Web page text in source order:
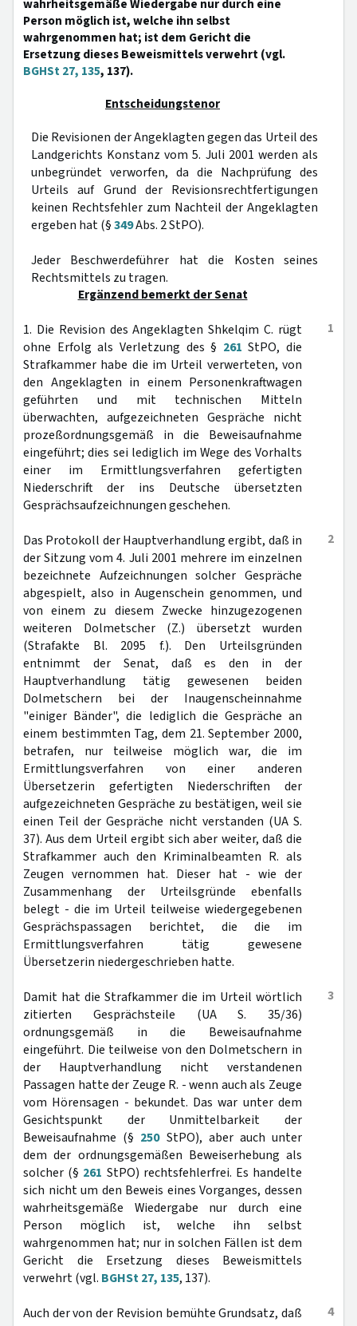
wahrheitsgemäße Wiedergabe nur durch eine
Person möglich ist, welche ihn selbst
wahrgenommen hat; ist dem Gericht die
Ersetzung dieses Beweismittels verwehrt (vgl.
BGHSt 27, 135, 137).
Entscheidungstenor
Die Revisionen der Angeklagten gegen das Urteil des
Landgerichts Konstanz vom 5. Juli 2001 werden als
unbegründet verworfen, da die Nachprüfung des
Urteils auf Grund der Revisionsrechtfertigungen
keinen Rechtsfehler zum Nachteil der Angeklagten
ergeben hat (§349Abs. 2 StPO).
Jeder Beschwerdeführer hat die Kosten seines
Rechtsmittels zu tragen.
Ergänzend bemerkt der Senat
1
1. Die Revision des Angeklagten Shkelqim C. rügt
ohne Erfolg als Verletzung des § 261 StPO, die
Strafkammer habe die im Urteil verwerteten, von
den Angeklagten in einem Personenkraftwagen
geführten und mit technischen Mitteln
überwachten, aufgezeichneten Gespräche nicht
prozeßordnungsgemäß in die Beweisaufnahme
eingeführt; dies sei lediglich im Wege des Vorhalts
einer im Ermittlungsverfahren gefertigten
Niederschrift der ins Deutsche übersetzten
Gesprächsaufzeichnungen geschehen.
2
Das Protokoll der Hauptverhandlung ergibt, daß in
der Sitzung vom 4. Juli 2001 mehrere im einzelnen
bezeichnete Aufzeichnungen solcher Gespräche
abgespielt, also in Augenschein genommen, und
von einem zu diesem Zwecke hinzugezogenen
weiteren Dolmetscher (Z.) übersetzt wurden
(Strafakte Bl. 2095 f.). Den Urteilsgründen
entnimmt der Senat, daß es den in der
Hauptverhandlung tätig gewesenen beiden
Dolmetschern bei der Inaugenscheinnahme
"einiger Bänder", die lediglich die Gespräche an
einem bestimmten Tag, dem 21. September 2000,
betrafen, nur teilweise möglich war, die im
Ermittlungsverfahren von einer anderen
Übersetzerin gefertigten Niederschriften der
aufgezeichneten Gespräche zu bestätigen, weil sie
einen Teil der Gespräche nicht verstanden (UA S.
37). Aus dem Urteil ergibt sich aber weiter, daß die
Strafkammer auch den Kriminalbeamten R. als
Zeugen vernommen hat. Dieser hat - wie der
Zusammenhang der Urteilsgründe ebenfalls
belegt - die im Urteil teilweise wiedergegebenen
Gesprächspassagen berichtet, die die im
Ermittlungsverfahren tätig gewesene
Übersetzerin niedergeschrieben hatte.
3
Damit hat die Strafkammer die im Urteil wörtlich
zitierten Gesprächsteile (UA S. 35/36)
ordnungsgemäß in die Beweisaufnahme
eingeführt. Die teilweise von den Dolmetschern in
der Hauptverhandlung nicht verstandenen
Passagen hatte der Zeuge R. - wenn auch als Zeuge
vom Hörensagen - bekundet. Das war unter dem
Gesichtspunkt der Unmittelbarkeit der
Beweisaufnahme (§ 250StPO), aber auch unter
dem der ordnungsgemäßen Beweiserhebung als
solcher (§ 261 StPO) rechtsfehlerfrei. Es handelte
sich nicht um den Beweis eines Vorganges, dessen
wahrheitsgemäße Wiedergabe nur durch eine
Person möglich ist, welche ihn selbst
wahrgenommen hat; nur in solchen Fällen ist dem
Gericht die Ersetzung dieses Beweismittels
verwehrt (vgl. BGHSt 27, 135, 137).
4
Auch der von der Revision bemühte Grundsatz, daß